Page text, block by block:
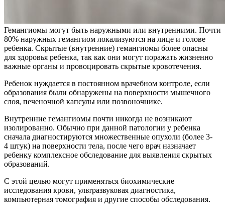
Гемангиомы могут быть наружными или внутренними. Почти
80% наружных гемангиом локализуются на лице и голове
ребенка. Скрытые (внутренние) гемангиомы более опасны
для здоровья ребенка, так как они могут поражать жизненно
важные органы и провоцировать скрытые кровотечения.
Ребенок нуждается в постоянном врачебном контроле, если
образования были обнаружены на поверхности мышечного
слоя, печеночной капсулы или позвоночнике.
Внутренние гемангиомы почти никогда не возникают
изолированно. Обычно при данной патологии у ребенка
сначала диагностируются множественные опухоли (более 3-
4 штук) на поверхности тела, после чего врач назначает
ребенку комплексное обследование для выявления скрытых
образований.
С этой целью могут применяться биохимические
исследования крови, ультразвуковая диагностика,
компьютерная томография и другие способы обследования.